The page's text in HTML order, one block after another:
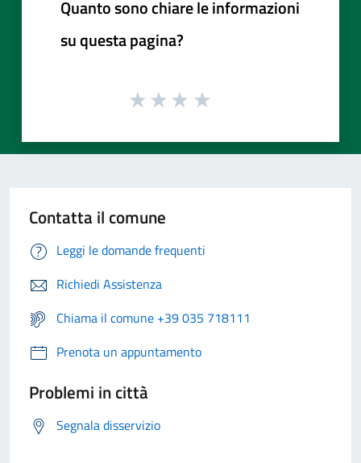
Quanto sono chiare le informazioni
su questa pagina?
Contatta il comune
Leggi le domande frequenti
Richiedi Assistenza
Chiama il comune +39 035 718111
Prenota un appuntamento
Problemi in città
Segnala disservizio